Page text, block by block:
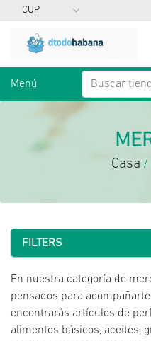
Menú
Casa /
FILTERS
En nuestra categoría de
pensados para
encontrarás artículos de
alimentos básicos, aceites,